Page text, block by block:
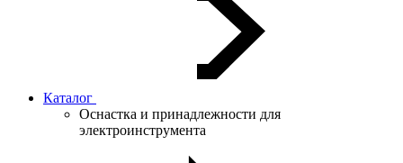
Каталог
Оснастка и принадлежности для
электроинструмента